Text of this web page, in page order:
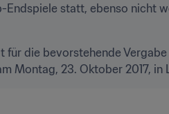
statt, ebenso nicht
für die bevorstehende
Montag, 23. Oktober 2017, in